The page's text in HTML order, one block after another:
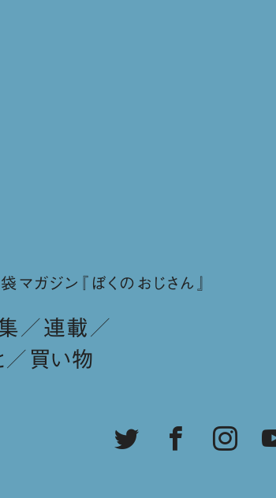
マガジン『ぼくのおじさん』
連載
買い物